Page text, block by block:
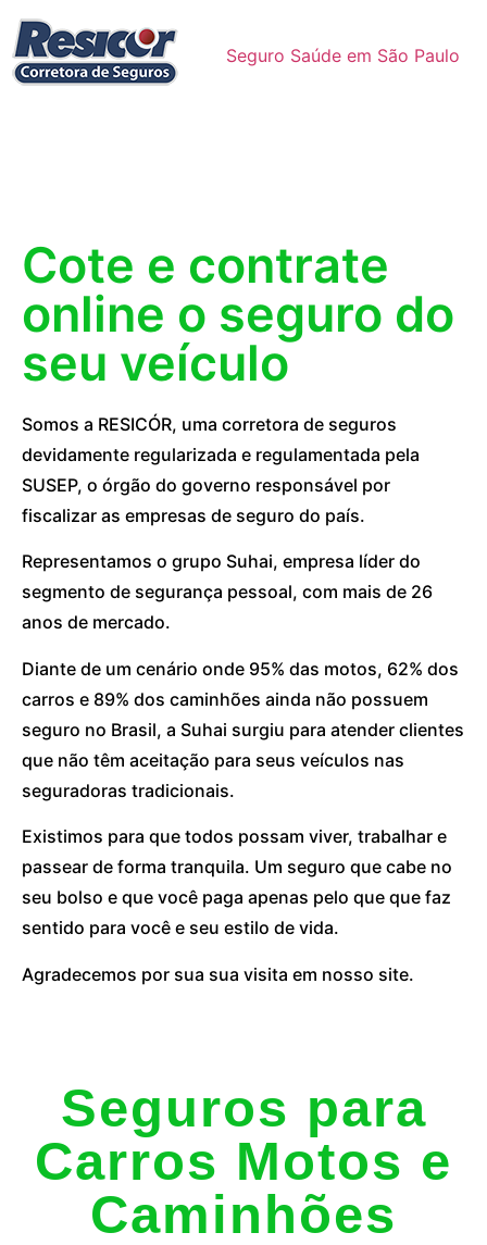
Seguro Saúde em São Paulo
Cote e contrate
online o seguro do
seu veículo
Somos a RESICÓR, uma corretora de seguros
devidamente regularizada e regulamentada pela
SUSEP, o órgão do governo responsável por
fiscalizar as empresas de seguro do país.
Representamos o grupo Suhai, empresa líder do
segmento de segurança pessoal, com mais de 26
anos de mercado.
Diante de um cenário onde 95% das motos, 62% dos
carros e 89% dos caminhões ainda não possuem
seguro no Brasil, a Suhai surgiu para atender clientes
que não têm aceitação para seus veículos nas
seguradoras tradicionais.
Existimos para que todos possam viver, trabalhar e
passear de forma tranquila. Um seguro que cabe no
seu bolso e que você paga apenas pelo que que faz
sentido para você e seu estilo de vida.
Agradecemos por sua sua visita em nosso site.
Seguros para
Carros Motos e
Caminhões